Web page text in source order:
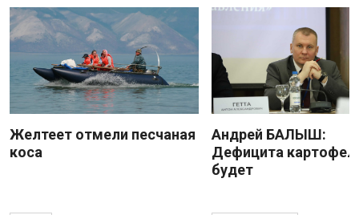
Желтеет отмели песчаная
коса
Андрей БАЛЫШ:
Дефицита
будет